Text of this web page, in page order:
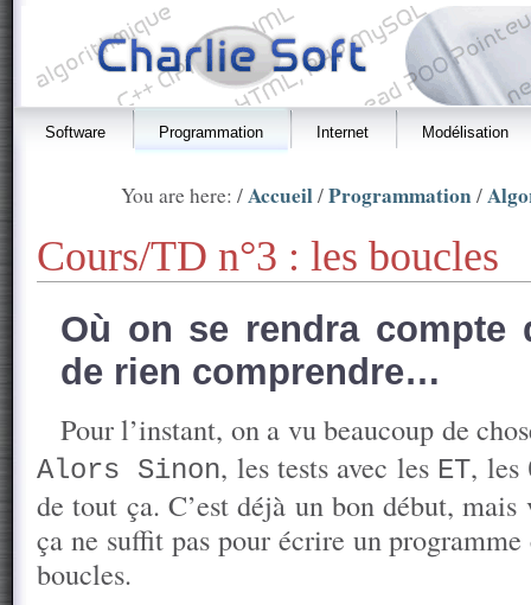
Software Programmation Internet Modélisation
You are here: /Accueil/Programmation/
Cours/TD n°3 : les boucles
Où on se rendra compte
de rien comprendre…
Pour l’instant, on a vu beaucoup de
Alors Sinon, les tests avec les ET, les
de tout ça. C’est déjà un bon début, mais
ça ne suffit pas pour écrire un
boucles.